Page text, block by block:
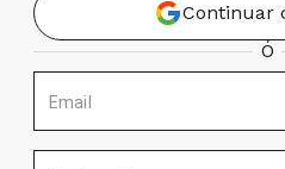
Continuar
Ó
Email